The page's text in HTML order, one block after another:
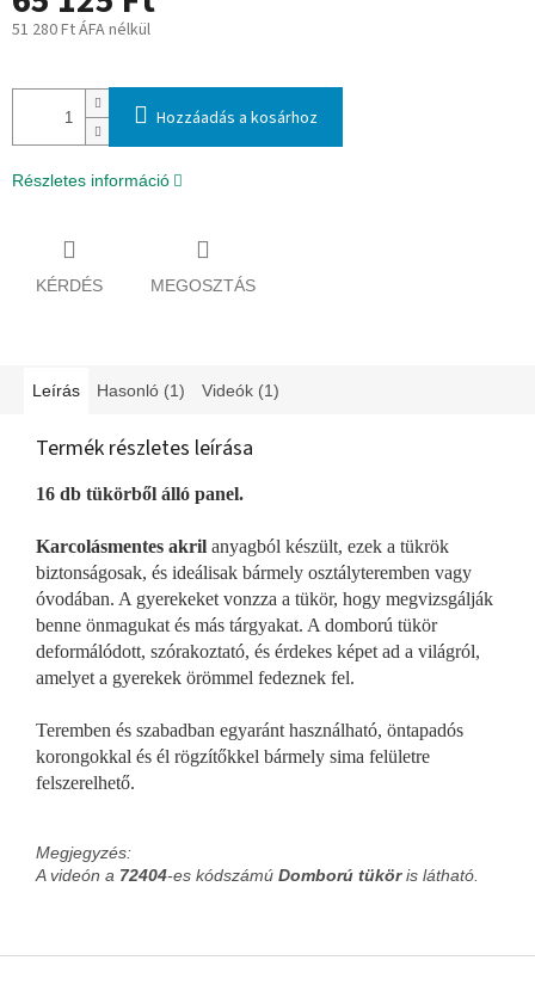
51 280 Ft ÁFA nélkül
Hozzáadás a kosárhoz
Részletes információ
KÉRDÉS MEGOSZTÁS
Leírás Hasonló (1) Videók (1)
Termék részletes leírása
16 db tükörből álló panel.
Karcolásmentes akril anyagból készült, ezek a tükrök
biztonságosak, és ideálisak bármely osztályteremben vagy
óvodában. A gyerekeket vonzza a tükör, hogy megvizsgálják
benne önmagukat és más tárgyakat. A domború tükör
deformálódott, szórakoztató, és érdekes képet ad a világról,
amelyet a gyerekek örömmel fedeznek fel.
Teremben és szabadban egyaránt használható, öntapadós
korongokkal és él rögzítőkkel bármely sima felületre
felszerelhető.
Megjegyzés:
A videón a 72404-es kódszámú Domború tüköris látható.
L